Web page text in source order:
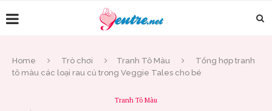
Home Trò chơi Tranh Tô Màu
Tổng hợp tranh
tô màu các loại rau củ trong Veggie Tales cho bé
Tranh Tô Màu